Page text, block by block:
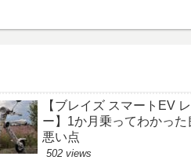
【ブレイズ スマートEV
ー】1か月乗ってわかった
悪い点
502 views